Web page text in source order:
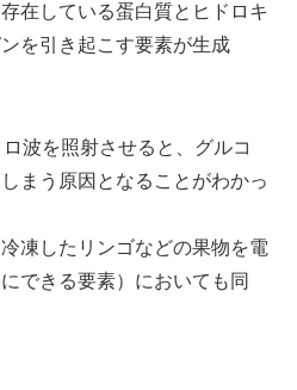
在している蛋白質とヒドロキ
を引き起こす要素が生成
波を照射させると、グルコ
まう原因となることがわかっ
凍したリンゴなどの果物を電
できる要素）においても同